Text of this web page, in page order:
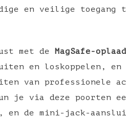
en veilige toegang
met de MagSafe-
en loskoppelen, en
van professionele
je via deze poorten
en de mini-jack-